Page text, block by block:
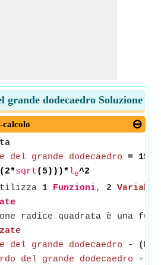
grande dodecaedro Soluzione
calcolo
grande dodecaedro = 15*
sqrt(5)))*le^2
1 Funzioni, 2
radice quadrata è una
grande dodecaedro -
del grande dodecaedro -